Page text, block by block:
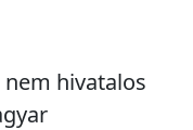
hivatalos